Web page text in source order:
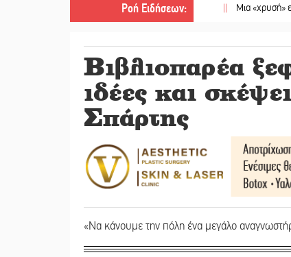
Ροή Ειδήσεων:
|| Μια «χρυσή»
Βιβλιοπαρέα
ιδέες και
Σπάρτης
«Να κάνουμε την πόλη ένα μεγάλο